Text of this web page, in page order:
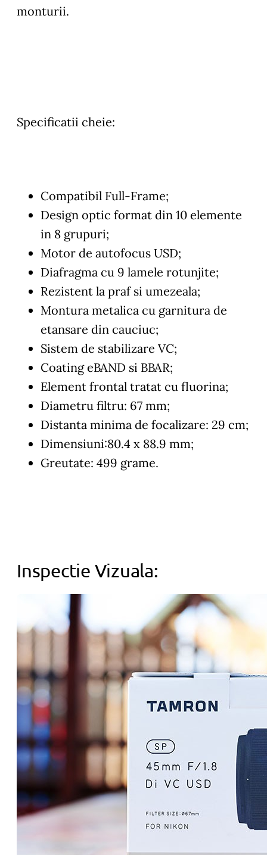
monturii.
Specificatii cheie:
Compatibil Full-Frame;
Design optic format din 10 elemente
in 8 grupuri;
Motor de autofocus USD;
Diafragma cu 9 lamele rotunjite;
Rezistent la praf si umezeala;
Montura metalica cu garnitura de
etansare din cauciuc;
Sistem de stabilizare VC;
Coating eBAND si BBAR;
Element frontal tratat cu fluorina;
Diametru filtru: 67 mm;
Distanta minima de focalizare: 29 cm;
Dimensiuni:80.4 x 88.9 mm;
Greutate: 499 grame.
Inspectie Vizuala: